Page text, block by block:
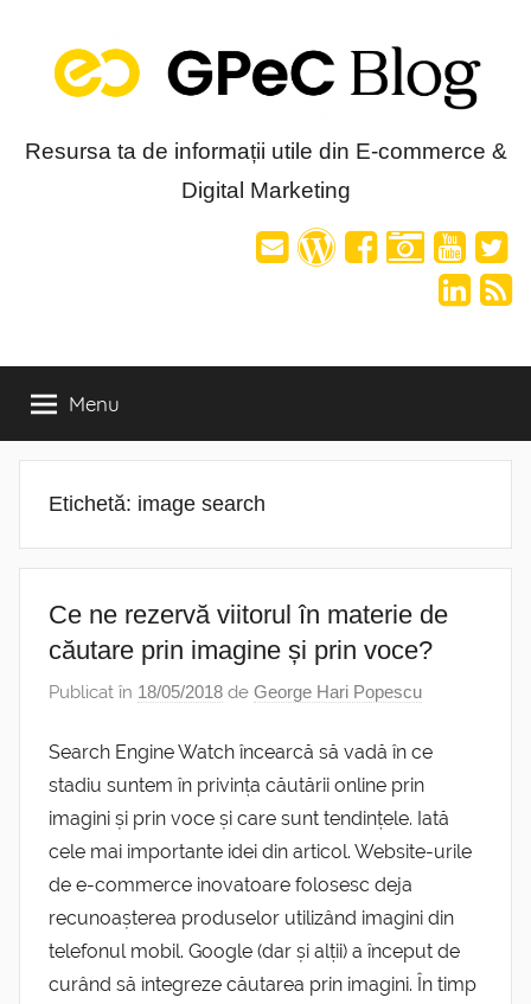
content
Blog-
Resursa ta de informații utile din E-commerce &
Digital Marketing
Menu
Etichetă: image search
Ce ne rezervă viitorul în materie de
căutare prin imagine și prin voce?
Publicat în 18/05/2018 de George Hari Popescu
Search Engine Watch încearcă să vadă în ce
stadiu suntem în privința căutării online prin
imagini și prin voce și care sunt tendințele. Iată
cele mai importante idei din articol. Website-urile
de e-commerce inovatoare folosesc deja
recunoașterea produselor utilizând imagini din
telefonul mobil. Google (dar și alții) a început de
curând să integreze căutarea prin imagini. În timp